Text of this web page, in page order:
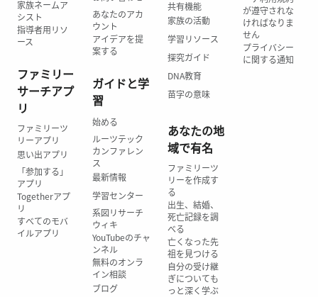
家族ネームア
シスト
指導者用リソ
ース
ファミリー
サーチアプ
リ
ファミリーツ
リーアプリ
思い出アプリ
「参加する」
アプリ
Togetherアプ
リ
すべてのモバ
イルアプリ
あなたのアカ
ウント
アイデアを提
案する
ガイドと学
習
始める
ルーツテック
カンファレン
ス
最新情報
学習センター
系図リサーチ
ウィキ
YouTubeのチャ
ンネル
無料のオンラ
イン相談
ブログ
共有機能
家族の活動
学習リソース
探究ガイド
DNA教育
苗字の意味
あなたの地
域で有名
ファミリーツ
リーを作成す
る
出生、結婚、
死亡記録を調
べる
亡くなった先
祖を見つける
自分の受け継
ぎについても
っと深く学ぶ
が遵守されな
ければなりま
せん
プライバシー
に関する通知